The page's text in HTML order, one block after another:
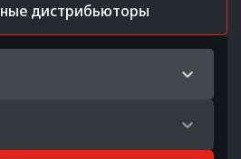
дистрибьюторы